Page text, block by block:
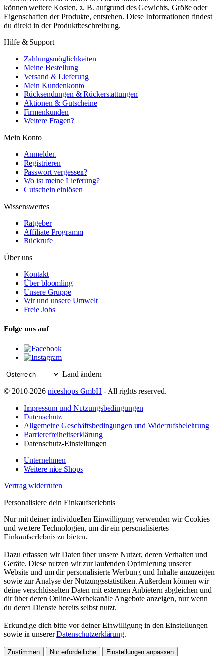
können weitere Kosten, z. B. aufgrund des Gewichts, Größe oder
Eigenschaften der Produkte, entstehen. Diese Informationen findest
du direkt in der Produktbeschreibung.
Hilfe & Support
Zahlungsmöglichkeiten
Meine Bestellung
Versand & Lieferung
Mein Kundenkonto
Rücksendungen & Rückerstattungen
Aktionen & Gutscheine
Firmenkunden
Weitere Fragen?
Mein Konto
Anmelden
Registrieren
Passwort vergessen?
Wo ist meine Lieferung?
Gutschein einlösen
Wissenswertes
Ratgeber
Affiliate Programm
Rückrufe
Über uns
Kontakt
Über bloomling
Unsere Gruppe
Wir und unsere Umwelt
Freie Jobs
Folge uns auf
Land ändern
© 2010-2026 niceshops GmbH - All rights reserved.
Impressum und Nutzungsbedingungen
Datenschutz
Allgemeine Geschäftsbedingungen und Widerrufsbelehrung
Barrierefreiheitserklärung
Datenschutz-Einstellungen
Unternehmen
Weitere nice Shops
Vertrag widerrufen
Personalisiere dein Einkaufserlebnis
Nur mit deiner individuellen Einwilligung verwenden wir Cookies
und weitere Technologien, um dir ein personalisiertes
Einkaufserlebnis zu bieten.
Dazu erfassen wir Daten über unsere Nutzer, deren Verhalten und
Geräte. Diese nutzen wir zur laufenden Optimierung unserer
Website und um dir personalisierte Werbung und Inhalte anzuzeigen
sowie zur Analyse der Nutzungsstatistiken. Außerdem können wir
deine verschlüsselten Daten mit externen Anbietern abgleichen und
dir über deren Online-Werbekanäle Angebote anzeigen, nur wenn
du deren Dienste bereits selbst nutzt.
Erkundige dich bitte vor deiner Einwilligung in den Einstellungen
sowie in unsererDatenschutzerklärung.
Zustimmen Nur erforderliche Einstellungen anpassen